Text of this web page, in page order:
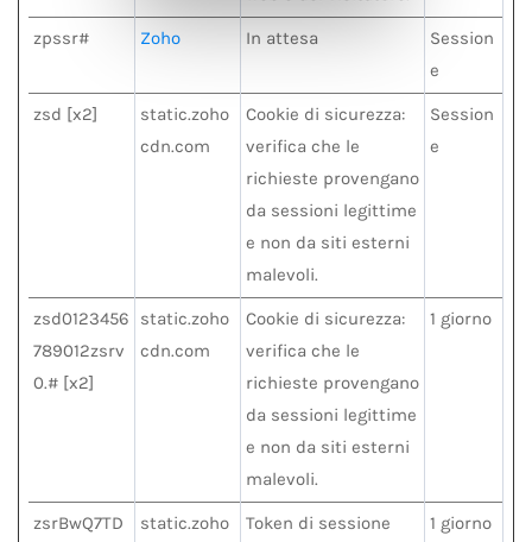
zpssr# Zoho In attesa
Session
e
zsd [x2]
static.zoho
cdn.com
Cookie di sicurezza:
verifica che le
richieste provengano
da sessioni legittime
e non da siti esterni
malevoli.
Session
e
zsd0123456
789012zsrv
0.# [x2]
static.zoho
cdn.com
Cookie di sicurezza:
verifica che le
richieste provengano
da sessioni legittime
e non da siti esterni
malevoli.
1 giorno
zsrBwQ7TD
static.zoho
Token di sessione
1 giorno